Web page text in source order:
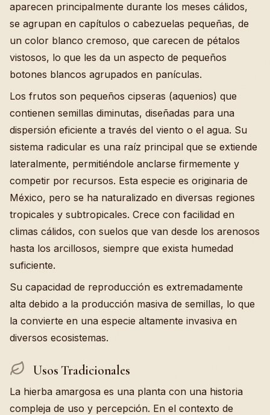
aparecen principalmente durante los meses cálidos,
se agrupan en capítulos o cabezuelas pequeñas, de
un color blanco cremoso, que carecen de pétalos
vistosos, lo que les da un aspecto de pequeños
botones blancos agrupados en panículas.
Los frutos son pequeños cipseras (aquenios) que
contienen semillas diminutas, diseñadas para una
dispersión eficiente a través del viento o el agua. Su
sistema radicular es una raíz principal que se extiende
lateralmente, permitiéndole anclarse firmemente y
competir por recursos. Esta especie es originaria de
México, pero se ha naturalizado en diversas regiones
tropicales y subtropicales. Crece con facilidad en
climas cálidos, con suelos que van desde los arenosos
hasta los arcillosos, siempre que exista humedad
suficiente.
Su capacidad de reproducción es extremadamente
alta debido a la producción masiva de semillas, lo que
la convierte en una especie altamente invasiva en
diversos ecosistemas.
Usos Tradicionales
La hierba amargosa es una planta con una historia
compleja de uso y percepción. En el contexto de